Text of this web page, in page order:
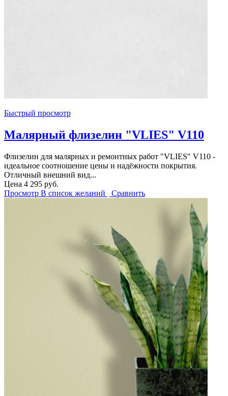
Быстрый просмотр
Малярный флизелин "VLIES" V110
Флизелин для малярных и ремонтных работ "VLIES" V110 -
идеальное соотношение цены и надёжности покрытия.
Отличный внешний вид...
Цена 4 295 руб.
Просмотр В список желаний Сравнить